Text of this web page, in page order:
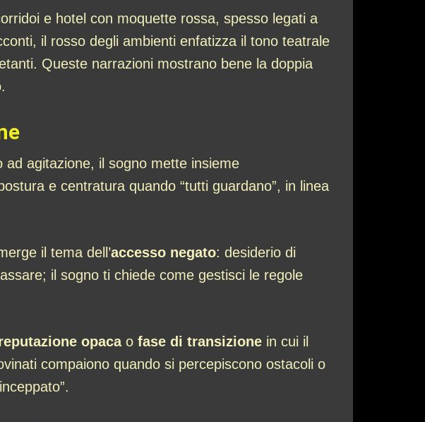
e hotel con moquette rossa, spesso legati a
il rosso degli ambienti enfatizza il tono teatrale
Queste narrazioni mostrano bene la doppia
agitazione, il sogno mette insieme
e centratura quando “tutti guardano”, in linea
il tema dell’accesso negato: desiderio di
il sogno ti chiede come gestisci le regole
opacao fase di transizione in cui il
compaiono quando si percepiscono ostacoli o